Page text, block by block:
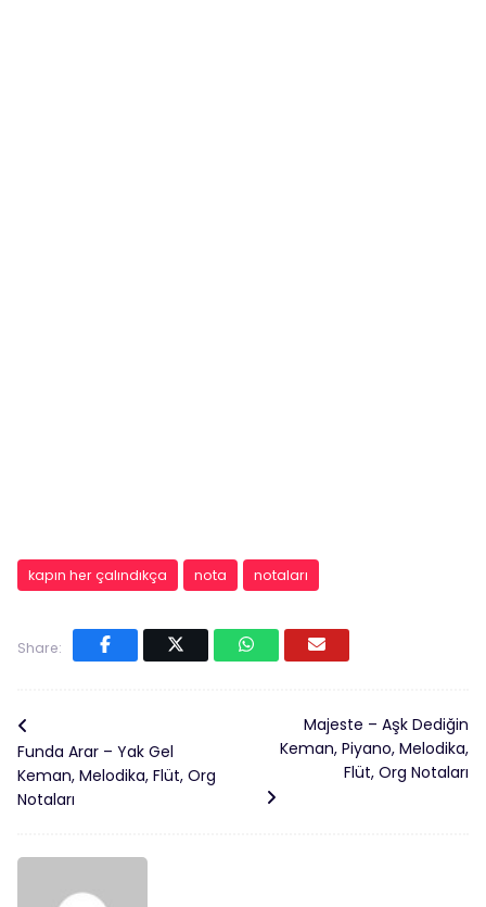
kapın her çalındıkça nota notaları
Share:
Funda Arar – Yak Gel
Keman, Melodika, Flüt, Org
Notaları
Majeste – Aşk Dediğin
Keman, Piyano, Melodika,
Flüt, Org Notaları